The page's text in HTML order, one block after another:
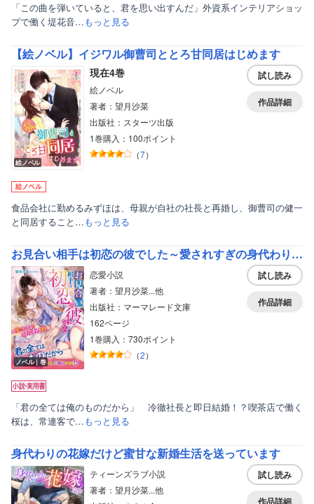
「この曲を弾いていると、君を思い出すんだ」外資系インテリアショッ
プで働く堤花音…もっと見る
【絵ノベル】イジワル御曹司ととろ甘同居はじめます
絵ノベル
現在4巻
絵ノベル
著者：望月沙菜
出版社：スターツ出版
1巻購入：100ポイント
（7）
試し読み
作品詳細
食品会社に勤めるみずほは、母親が自社の社長と再婚し、御曹司の健一
と同居すること…もっと見る
お見合い相手は初恋の彼でした～愛されすぎの身代わり婚～
ノベル｜巻
恋愛小説
著者：望月沙菜...他
出版社：マーマレード文庫
162ページ
1巻購入：730ポイント
（2）
試し読み
作品詳細
「君の全ては俺のものだから」 冷徹社長と即日結婚！？喫茶店で働く
桜は、常連客で…もっと見る
身代わりの花嫁だけど蜜甘な新婚生活を送っています
ティーンズラブ小説
著者：望月沙菜...他
試し読み